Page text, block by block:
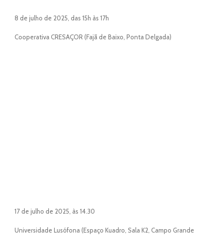
8 de julho de 2025, das 15h às 17h
Cooperativa CRESAÇOR (Fajã de Baixo, Ponta Delgada)
17 de julho de 2025, às 14.30
Universidade Lusófona (Espaço Kuadro, Sala K2, Campo Grande